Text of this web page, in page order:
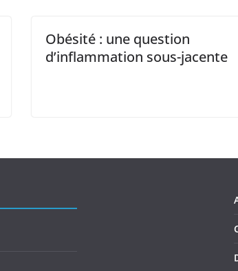
Obésité : une question
d’inflammation sous-jacente